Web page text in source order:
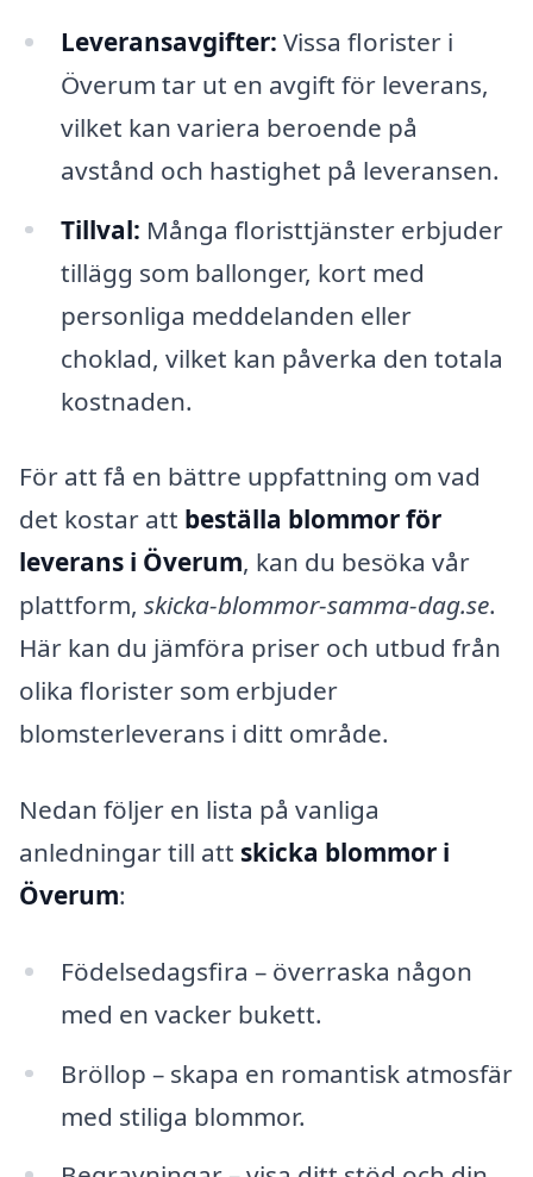
Leveransavgifter: Vissa florister i
Överum tar ut en avgift för leverans,
vilket kan variera beroende på
avstånd och hastighet på leveransen.
Tillval: Många floristtjänster erbjuder
tillägg som ballonger, kort med
personliga meddelanden eller
choklad, vilket kan påverka den totala
kostnaden.
För att få en bättre uppfattning om vad
det kostar att beställa blommor för
leverans i Överum, kan du besöka vår
plattform, skicka-blommor-samma-dag.se.
Här kan du jämföra priser och utbud från
olika florister som erbjuder
blomsterleverans i ditt område.
Nedan följer en lista på vanliga
anledningar till att skicka blommor i
Överum:
Födelsedagsfira – överraska någon
med en vacker bukett.
Bröllop – skapa en romantisk atmosfär
med stiliga blommor.